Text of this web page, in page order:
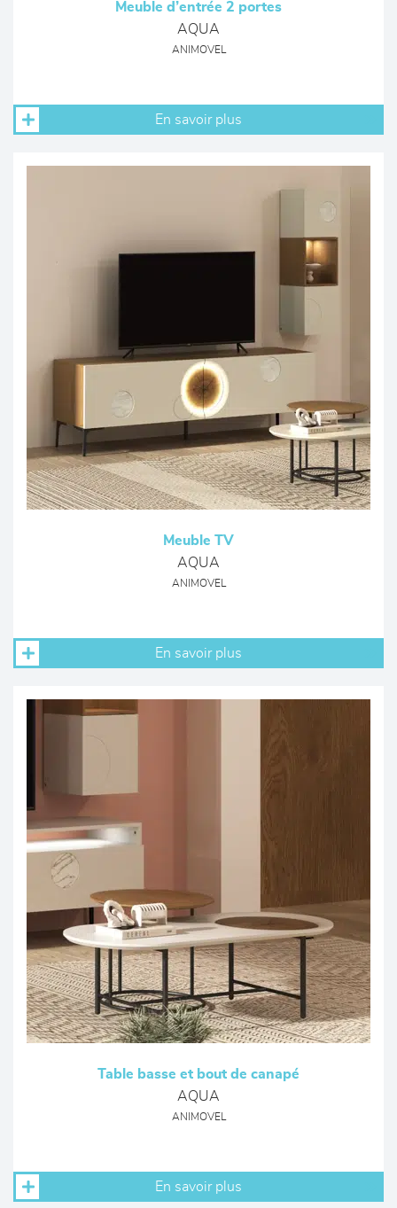
Meuble d’entrée 2 portes
AQUA
ANIMOVEL
En savoir plus
Meuble TV
AQUA
ANIMOVEL
En savoir plus
Table basse et bout de canapé
AQUA
ANIMOVEL
En savoir plus